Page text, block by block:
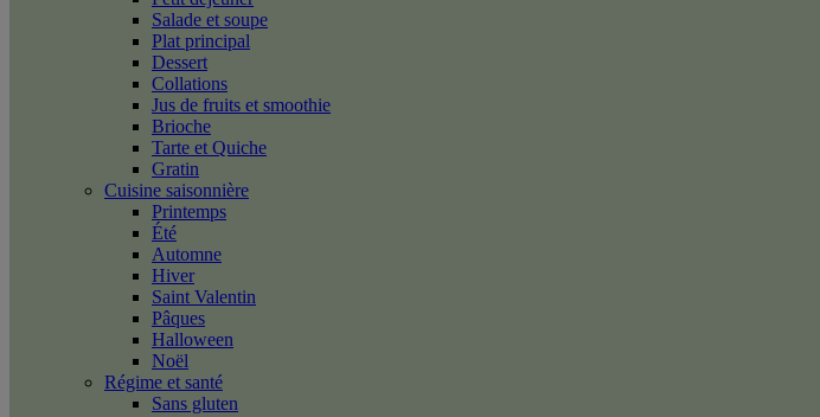
Salade et soupe
Plat principal
Dessert
Collations
Jus de fruits et smoothie
Brioche
Tarte et Quiche
Gratin
Cuisine saisonnière
Printemps
Été
Automne
Hiver
Saint Valentin
Pâques
Halloween
Noël
Régime et santé
Sans gluten